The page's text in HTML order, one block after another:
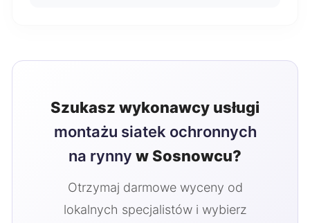
Szukasz wykonawcy usługi
montażu siatek ochronnych
na rynny w Sosnowcu?
Otrzymaj darmowe wyceny od
lokalnych specjalistów i wybierz